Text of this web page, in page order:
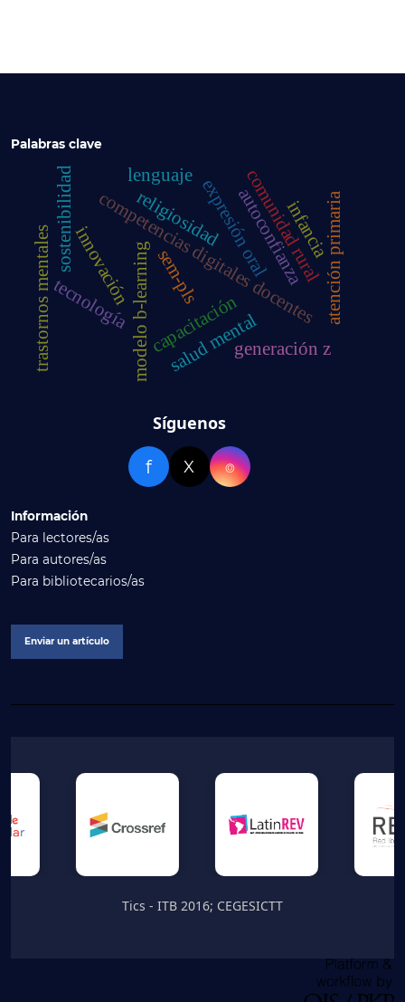
Palabras clave
modelo b-learning
competencias digitales docentes
tecnología capacitación
innovación expresión oralautoconfianza
salud mental
trastornos mentales comunidad ruralatención primaria
sostenibilidad religiosidad
generación z
sem-pls
infancia
lenguaje
Síguenos
f X ⌾
Información
Para lectores/as
Para autores/as
Para bibliotecarios/as
Enviar un artículo
Tics - ITB 2016; CEGESICTT